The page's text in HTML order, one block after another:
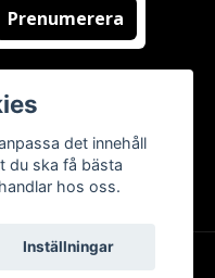
Prenumerera
det innehåll
du ska få bästa
hos oss.
Inställningar